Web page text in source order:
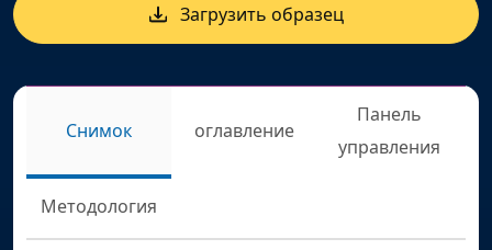
Загрузить образец
Снимок оглавление
Панель
управления
Методология